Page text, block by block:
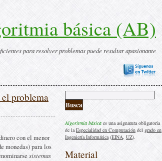
básica (AB)
para resolver problemas puede resultar apasionante
Algoritmia básica es una asignatura obligatoria
de laEspecialidad en Computación del grado en
Ingeniería Informática(EINA, UZ).
Material
problema
con el menor
monedas) para los
sistemas